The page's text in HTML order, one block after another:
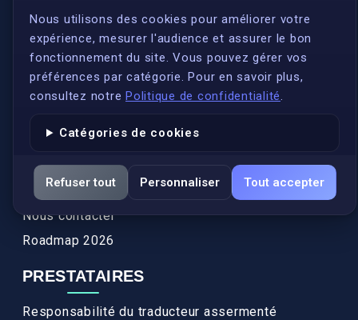
Nous utilisons des cookies pour améliorer votre
expérience, mesurer l'audience et assurer le bon
fonctionnement du site. Vous pouvez gérer vos
préférences par catégorie. Pour en savoir plus,
consultez notre Politique de confidentialité.
Catégories de cookies
Refuser tout Personnaliser Tout accepter
S'inscrire
Qui sommes-nous ?
Conformité
Annuaires des traducteurs assermentés
Actualités
Services
FAQ
Nous contacter
Roadmap 2026
PRESTATAIRES
Responsabilité du traducteur assermenté